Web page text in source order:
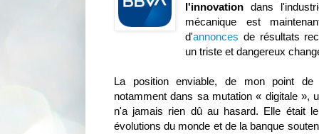
l'innovation dans
mécanique est
d'annonces de résultats
un triste et dangereux
La position enviable, de mon point de
notamment dans sa mutation « digitale »,
n'a jamais rien dû au hasard. Elle était
évolutions du monde et de la banque